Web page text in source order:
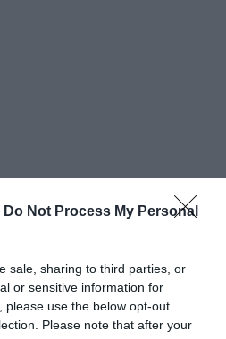
Do Not Process My Personal
sale, sharing to third parties, or
or sensitive information for
please use the below opt-out
Please note that after your